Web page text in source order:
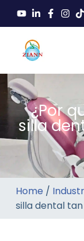
¿Por
silla
Home /
silla dental